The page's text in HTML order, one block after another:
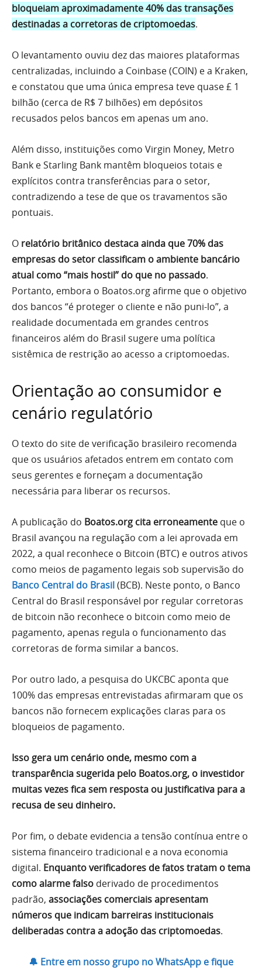
bloqueiam aproximadamente 40% das transações
destinadas a corretoras de criptomoedas.
O levantamento ouviu dez das maiores plataformas
centralizadas, incluindo a Coinbase (COIN) e a Kraken,
e constatou que uma única empresa teve quase £ 1
bilhão (cerca de R$ 7 bilhões) em depósitos
recusados pelos bancos em apenas um ano.
Além disso, instituições como Virgin Money, Metro
Bank e Starling Bank mantêm bloqueios totais e
explícitos contra transferências para o setor,
contradizendo a tese de que os travamentos são
pontuais.
O relatório britânico destaca ainda que 70% das
empresas do setor classificam o ambiente bancário
atual como “mais hostil” do que no passado.
Portanto, embora o Boatos.org afirme que o objetivo
dos bancos “é proteger o cliente e não puni-lo”, a
realidade documentada em grandes centros
financeiros além do Brasil sugere uma política
sistêmica de restrição ao acesso a criptomoedas.
Orientação ao consumidor e
cenário regulatório
O texto do site de verificação brasileiro recomenda
que os usuários afetados entrem em contato com
seus gerentes e forneçam a documentação
necessária para liberar os recursos.
A publicação do Boatos.org cita erroneamente que o
Brasil avançou na regulação com a lei aprovada em
2022, a qual reconhece o Bitcoin (BTC) e outros ativos
como meios de pagamento legais sob supervisão do
Banco Central do Brasil(BCB). Neste ponto, o Banco
Central do Brasil responsável por regular corretoras
de bitcoin não reconhece o bitcoin como meio de
pagamento, apenas regula o funcionamento das
corretoras de forma similar a bancos.
Por outro lado, a pesquisa do UKCBC aponta que
100% das empresas entrevistadas afirmaram que os
bancos não fornecem explicações claras para os
bloqueios de pagamento.
Isso gera um cenário onde, mesmo com a
transparência sugerida pelo Boatos.org, o investidor
muitas vezes fica sem resposta ou justificativa para a
recusa de seu dinheiro.
Por fim, o debate evidencia a tensão contínua entre o
sistema financeiro tradicional e a nova economia
digital. Enquanto verificadores de fatos tratam o tema
como alarme falso derivado de procedimentos
padrão, associações comerciais apresentam
números que indicam barreiras institucionais
deliberadas contra a adoção das criptomoedas.
🔔 Entre em nosso grupo no WhatsApp e fique